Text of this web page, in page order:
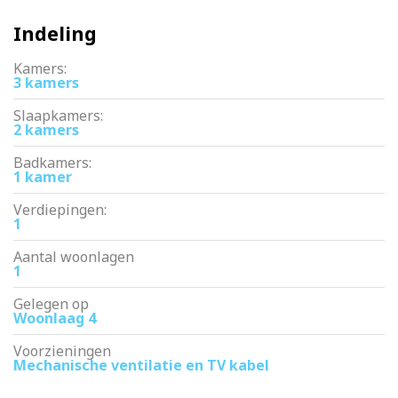
– privé berging op de begane grond, ideaal voor je fiets
– goede en actieve VvE in professioneel beheer
vastgeklikt
– levering in overleg
Indeling
Kamers:
3 kamers
Slaapkamers:
2 kamers
Badkamers:
1 kamer
Verdiepingen:
1
Aantal woonlagen
1
Gelegen op
Woonlaag 4
Voorzieningen
Mechanische ventilatie en TV kabel